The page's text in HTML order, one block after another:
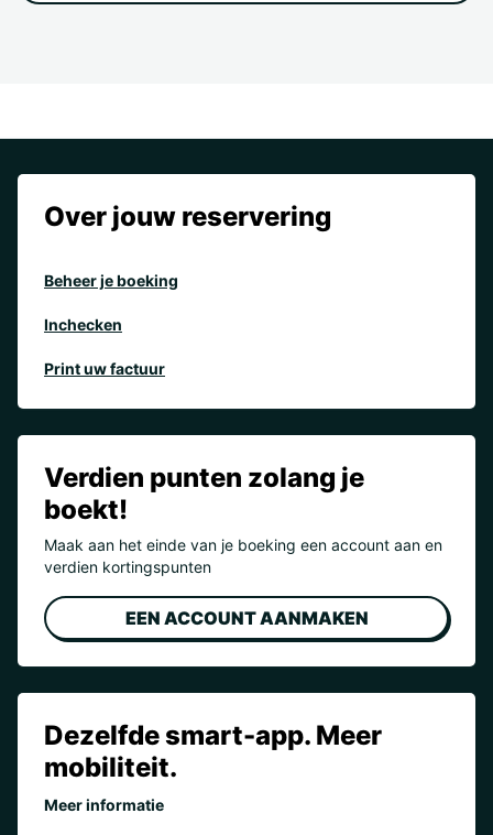
Over jouw reservering
Beheer je boeking
Inchecken
Print uw factuur
Verdien punten zolang je
boekt!
Maak aan het einde van je boeking een account aan en
verdien kortingspunten
EEN ACCOUNT AANMAKEN
Dezelfde smart-app. Meer
mobiliteit.
Meer informatie